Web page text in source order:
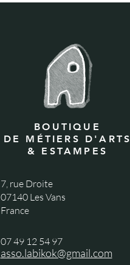
BOUTIQUE
DE MÉTIERS D'ARTS
& ESTAMPES
7, rue Droite
07140 Les Vans
France
07 49 12 54 97
asso.labikok@gmail.com